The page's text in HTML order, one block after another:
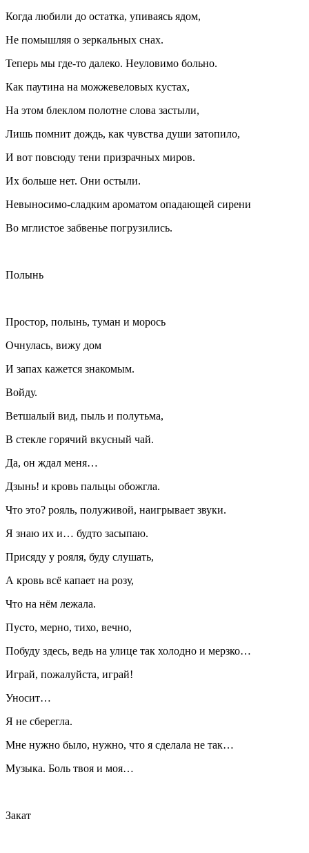
Когда любили до остатка, упиваясь ядом,
Не помышляя о зеркальных снах.
Теперь мы где-то далеко. Неуловимо больно.
Как паутина на можжевеловых кустах,
На этом блеклом полотне слова застыли,
Лишь помнит дождь, как чувства души затопило,
И вот повсюду тени призрачных миров.
Их больше нет. Они остыли.
Невыносимо-сладким ароматом опадающей сирени
Во мглистое забвенье погрузились.
Полынь
Простор, полынь, туман и морось
Очнулась, вижу дом
И запах кажется знакомым.
Войду.
Ветшалый вид, пыль и полутьма,
В стекле горячий вкусный чай.
Да, он ждал меня…
Дзынь! и кровь пальцы обожгла.
Что это? рояль, полуживой, наигрывает звуки.
Я знаю их и… будто засыпаю.
Присяду у рояля, буду слушать,
А кровь всё капает на розу,
Что на нём лежала.
Пусто, мерно, тихо, вечно,
Побуду здесь, ведь на улице так холодно и мерзко…
Играй, пожалуйста, играй!
Уносит…
Я не сберегла.
Мне нужно было, нужно, что я сделала не так…
Музыка. Боль твоя и моя…
Закат